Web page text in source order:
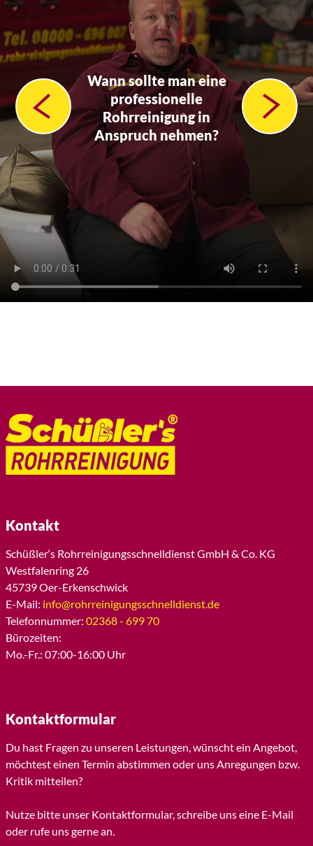
Wann sollte man eine
professionelle
Rohrreinigung in
Anspruch nehmen?
Kontakt
Schüßler‘s Rohrreinigungsschnelldienst GmbH & Co. KG
Westfalenring 26
45739 Oer-Erkenschwick
E-Mail: info@rohrreinigungsschnelldienst.de
Telefonnummer: 02368 - 699 70
Bürozeiten:
Mo.-Fr.: 07:00-16:00 Uhr
Kontaktformular
Du hast Fragen zu unseren Leistungen, wünscht ein Angebot,
möchtest einen Termin abstimmen oder uns Anregungen bzw.
Kritik mitteilen?
Nutze bitte unser Kontaktformular, schreibe uns eine E-Mail
oder rufe uns gerne an.